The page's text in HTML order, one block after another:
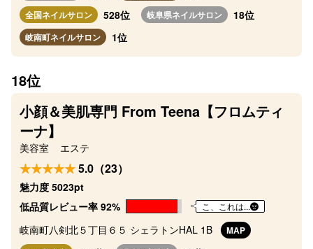
全国ネイルサロン 528位 岐阜県ネイルサロン 18位
岐南町ネイルサロン 1位
18位
小顔＆美肌専門 From Teena【フロムティ
ーナ】
美容室 エステ
5.0（23）
魅力度 5023pt
低品質レビュー率 92%
こ、これは...
岐南町八剣北５丁目６５ シェラトンHAL 1B
MAP